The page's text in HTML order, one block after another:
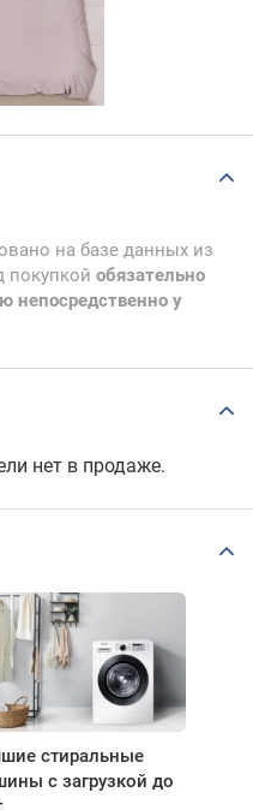
на базе данных из
покупкой обязательно
непосредственно у
нет в продаже.
стиральные
с загрузкой до